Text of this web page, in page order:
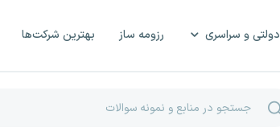
دولتی و سراسری رزومه ساز بهترین شرکت‌ها